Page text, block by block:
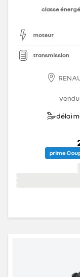
classe
moteur
transmission
délai
prime